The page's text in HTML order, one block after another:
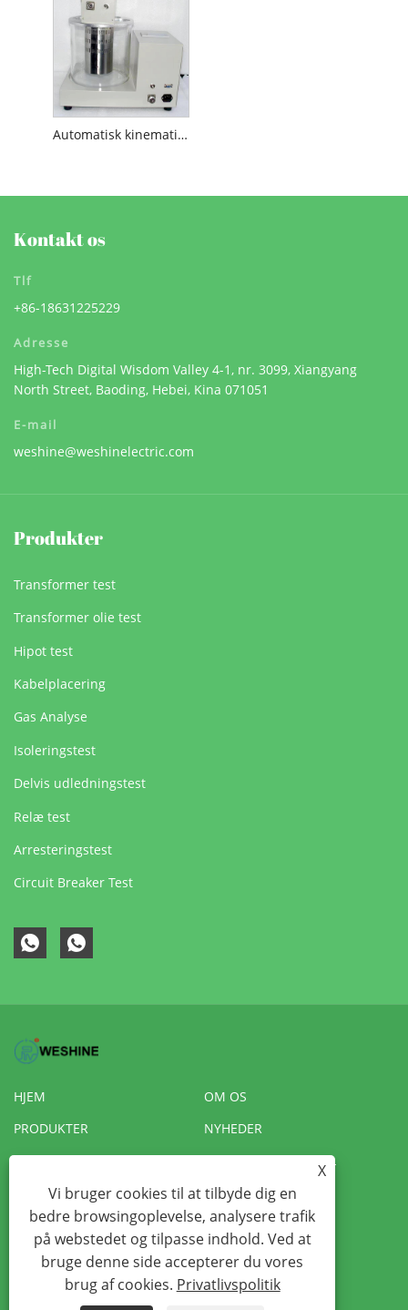
Automatisk kinematisk viskosimeter
Kontakt os
Tlf
+86-18631225229
Adresse
High-Tech Digital Wisdom Valley 4-1, nr. 3099, Xiangyang
North Street, Baoding, Hebei, Kina 071051
E-mail
weshine@weshinelectric.com
Produkter
Transformer test
Transformer olie test
Hipot test
Kabelplacering
Gas Analyse
Isoleringstest
Delvis udledningstest
Relæ test
Arresteringstest
Circuit Breaker Test
HJEM
OM OS
PRODUKTER
NYHEDER
HENT
SEND FORESPØRGSEL
KONTAKT OS
VR
Copyright © 2022 Weshine Electric Manufacturing Co., Ltd. -
Transformatortestere, Hipot-testere, Isoleringstestere - Alle
rettigheder forbeholdes
X
Vi bruger cookies til at tilbyde dig en
bedre browsingoplevelse, analysere trafik
på webstedet og tilpasse indhold. Ved at
bruge denne side accepterer du vores
brug af cookies. Privatlivspolitik